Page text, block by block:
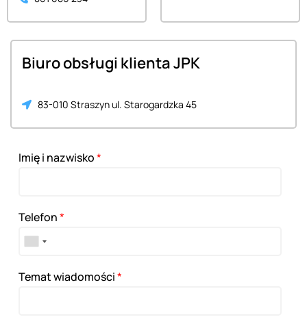
Biuro obsługi klienta JPK
83-010 Straszyn ul. Starogardzka 45
Imię i nazwisko*
Telefon*
Temat wiadomości*